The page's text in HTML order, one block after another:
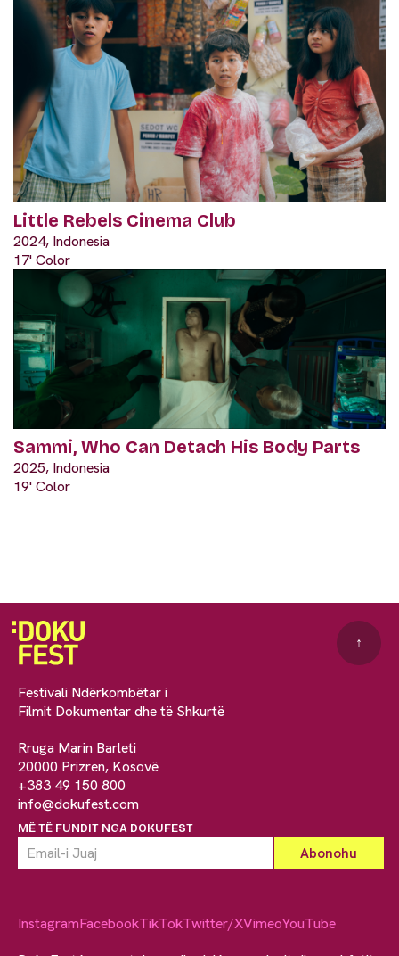
Little Rebels Cinema Club
2024, Indonesia
17' Color
Sammi, Who Can Detach His Body Parts
2025, Indonesia
19' Color
Festivali Ndërkombëtar i
Filmit Dokumentar dhe të Shkurtë
Rruga Marin Barleti
20000 Prizren, Kosovë
+383 49 150 800
info@dokufest.com
MË TË FUNDIT NGA DOKUFEST
↑
InstagramFacebookTikTokTwitter/XVimeoYouTube